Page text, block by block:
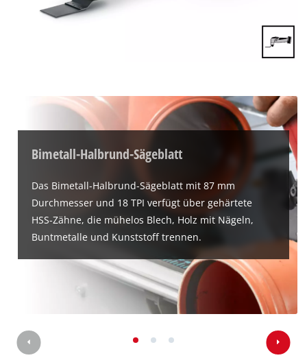
Wir benötigen deine Zustimmung, um
Google Maps laden zu können!
This content is not permitted to load due
to trackers that are not disclosed to the
visitor. The website owner needs to setup
the site with their CMP to add this content
Bimetall-Halbrund-Sägeblatt
Das Bimetall-Halbrund-Sägeblatt mit 87 mm
Durchmesser und 18 TPI verfügt über gehärtete
HSS-Zähne, die mühelos Blech, Holz mit Nägeln,
Buntmetalle und Kunststoff trennen.